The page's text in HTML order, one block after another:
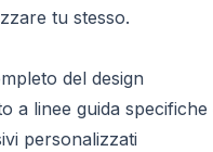
tu stesso.
del design
a linee guida
personalizzati